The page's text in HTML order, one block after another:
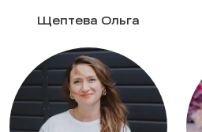
Щептева Ольга